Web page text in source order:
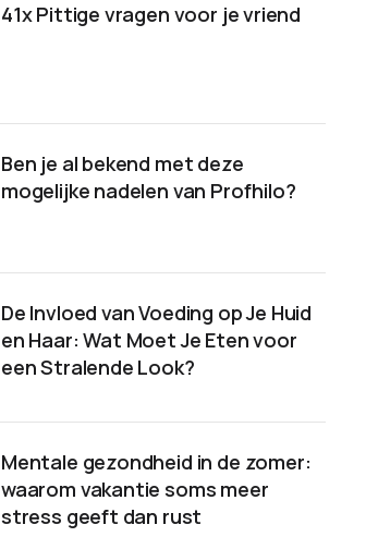
41x Pittige vragen voor je vriend
Ben je al bekend met deze
mogelijke nadelen van Profhilo?
De Invloed van Voeding op Je Huid
en Haar: Wat Moet Je Eten voor
een Stralende Look?
Mentale gezondheid in de zomer:
waarom vakantie soms meer
stress geeft dan rust